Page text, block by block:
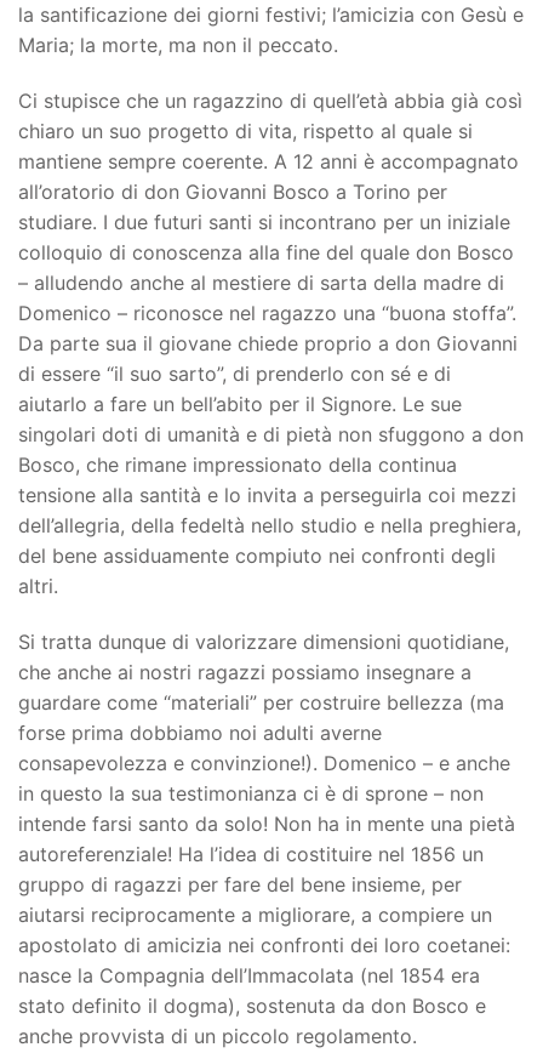
la santificazione dei giorni festivi; l’amicizia con Gesù e
Maria; la morte, ma non il peccato.
Ci stupisce che un ragazzino di quell’età abbia già così
chiaro un suo progetto di vita, rispetto al quale si
mantiene sempre coerente. A 12 anni è accompagnato
all’oratorio di don Giovanni Bosco a Torino per
studiare. I due futuri santi si incontrano per un iniziale
colloquio di conoscenza alla fine del quale don Bosco
– alludendo anche al mestiere di sarta della madre di
Domenico – riconosce nel ragazzo una “buona stoffa”.
Da parte sua il giovane chiede proprio a don Giovanni
di essere “il suo sarto”, di prenderlo con sé e di
aiutarlo a fare un bell’abito per il Signore. Le sue
singolari doti di umanità e di pietà non sfuggono a don
Bosco, che rimane impressionato della continua
tensione alla santità e lo invita a perseguirla coi mezzi
dell’allegria, della fedeltà nello studio e nella preghiera,
del bene assiduamente compiuto nei confronti degli
altri.
Si tratta dunque di valorizzare dimensioni quotidiane,
che anche ai nostri ragazzi possiamo insegnare a
guardare come “materiali” per costruire bellezza (ma
forse prima dobbiamo noi adulti averne
consapevolezza e convinzione!). Domenico – e anche
in questo la sua testimonianza ci è di sprone – non
intende farsi santo da solo! Non ha in mente una pietà
autoreferenziale! Ha l’idea di costituire nel 1856 un
gruppo di ragazzi per fare del bene insieme, per
aiutarsi reciprocamente a migliorare, a compiere un
apostolato di amicizia nei confronti dei loro coetanei:
nasce la Compagnia dell’Immacolata (nel 1854 era
stato definito il dogma), sostenuta da don Bosco e
anche provvista di un piccolo regolamento.